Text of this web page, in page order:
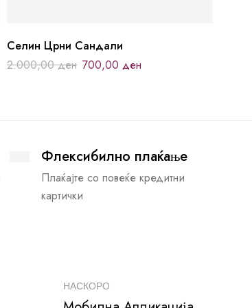
Селин Црни Сандали
2.000,00ден 700,00 ден
Флексибилно плаќање
Плаќајте со повеќе кредитни
картички
НАСКОРО